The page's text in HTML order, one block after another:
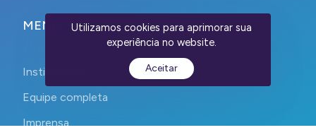
MENU
Institucional
Equipe completa
Imprensa
Utilizamos cookies para aprimorar sua
experiência no website.
Aceitar